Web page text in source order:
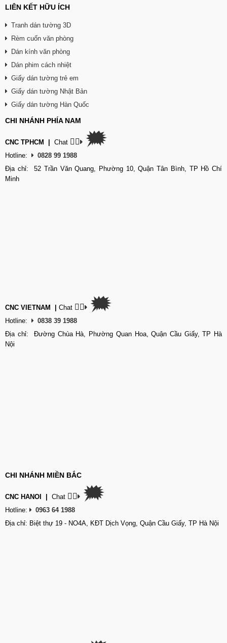
LIÊN KẾT HỮU ÍCH
Tranh dán tường 3D
Rèm cuốn văn phòng
Dán kính văn phòng
Dán phim cách nhiệt
Giấy dán tường trẻ em
Giấy dán tường Nhật Bản
Giấy dán tường Hàn Quốc
CHI NHÁNH PHÍA NAM
CNC TPHCM Chat 👉🏽 🗯
Hotline:
0828 99 1988
Địa chỉ: 52 Trần Văn Quang, Phường 10, Quận Tân Bình, TP Hồ Chí
Minh
CNC VIETNAM Chat 👉🏽 🗯
Hotline:
0838 39 1988
Địa chỉ: Đường Chùa Hà, Phường Quan Hoa, Quận Cầu Giấy, TP Hà
Nội
CHI NHÁNH MIỀN BẮC
CNC HANOI Chat 👉🏽 🗯
Hotline:
0963 64 1988
Địa chỉ: Biệt thự 19 - NO4A, KĐT Dịch Vọng, Quận Cầu Giấy, TP Hà Nội